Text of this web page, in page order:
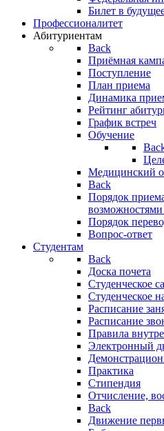
Билет в
Профессионалитет
Абитуриентам
Back
Приёмная
Поступление
План приема
Динамика
Рейтинг
График встреч
Обучение
Медицинский
Back
Порядок
возможностями
Порядок
Вопрос-ответ
Студентам
Back
Доска почета
Студенческое
Студенческое
Расписание
Расписание
Правила
Электронный
Практика
Стипендия
Отчисление,
Back
Движение